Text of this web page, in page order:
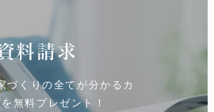
料請求
づくりの全てが分かるカ
無料プレゼント！